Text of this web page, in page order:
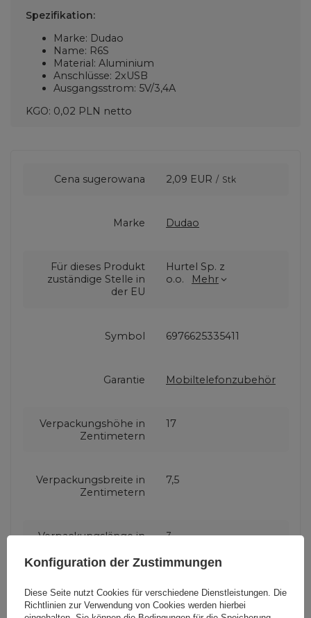
Spezifikation:
Marke: Dudao
Name: R6S
Material: Aluminium
Anschlüsse: 2xUSB
Ausgangsstrom: 5V/3,4A
KGO: 0,02 PLN netto
Cena sugerowana 2,09 EUR / Stk
Marke Dudao
Für dieses Produkt
zuständige Stelle in
der EU
Hurtel Sp. z
o.o.
Mehr
Symbol 6976625335411
Garantie Mobiltelefonzubehör
Verpackungshöhe in
Zentimetern
17
Verpackungsbreite in
Zentimetern
7,5
Verpackungslänge in
3
Produzenten-Code R6S red
Konfiguration der Zustimmungen
Diese Seite nutzt Cookies für verschiedene Dienstleistungen. Die
Richtlinien zur Verwendung von Cookies werden hierbei